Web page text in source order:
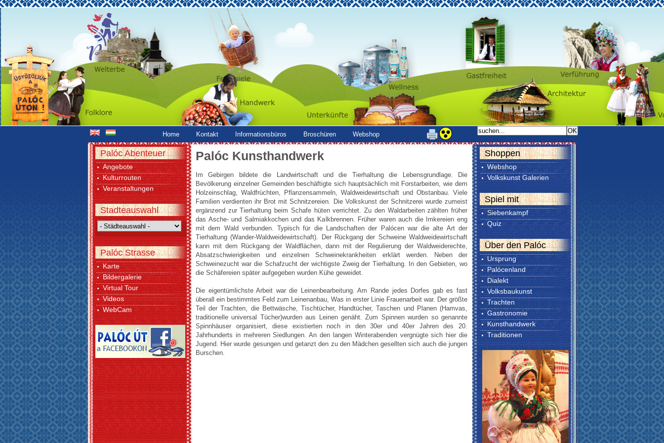
Home Kontakt Informationsbüros Broschüren Webshop
Palóc Abenteuer
Angebote
Kulturrouten
Veranstaltungen
Stadteauswahl
Palóc Strasse
Karte
Bildergalerie
Virtual Tour
Videos
WebCam
Palóc Kunsthandwerk
Im Gebirgen bildete die Landwirtschaft und die Tierhaltung die Lebensgrundlage. Die
Bevölkerung einzelner Gemeinden beschäftigte sich hauptsächlich mit Forstarbeiten, wie dem
Holzeinschlag, Waldfrüchten, Pflanzensammeln, Waldweidewirtschaft und Obstanbau. Viele
Familien verdienten ihr Brot mit Schnitzereien. Die Volkskunst der Schnitzerei wurde zumeist
ergänzend zur Tierhaltung beim Schafe hüten verrichtet. Zu den Waldarbeiten zählten früher
das Asche- und Salmiakkochen und das Kalkbrennen. Früher waren auch die Imkereien eng
mit dem Wald verbunden. Typisch für die Landschaften der Palócen war die alte Art der
Tierhaltung (Wander-Waldweidewirtschaft). Der Rückgang der Schweine Waldweidewirtschaft
kann mit dem Rückgang der Waldflächen, dann mit der Regulierung der Waldweiderechte,
Absatzschwierigkeiten und einzelnen Schweinekrankheiten erklärt werden. Neben der
Schweinezucht war die Schafzucht der wichtigste Zweig der Tierhaltung. In den Gebieten, wo
die Schäfereien später aufgegeben wurden Kühe geweidet.
Die eigentümlichste Arbeit war die Leinenbearbeitung. Am Rande jedes Dorfes gab es fast
überall ein bestimmtes Feld zum Leinenanbau, Was in erster Linie Frauenarbeit war. Der größte
Teil der Trachten, die Bettwäsche, Tischtücher, Handtücher, Taschen und Planen (Hamvas,
traditionelle universal Tücher)wurden aus Leinen genäht. Zum Spinnen wurden so genannte
Spinnhäuser organisiert, diese existierten noch in den 30er und 40er Jahren des 20.
Jahrhunderts in mehreren Siedlungen. An den langen Winterabenden vergnügte sich hier die
Jugend. Hier wurde gesungen und getanzt den zu den Mädchen gesellten sich auch die jungen
Burschen.
Shoppen
Webshop
Volkskunst Galerien
Spiel mit
Siebenkampf
Quiz
Über den Palóc
Ursprung
Palócenland
Dialekt
Volksbaukunst
Trachten
Gastronomie
Kunsthandwerk
Traditionen